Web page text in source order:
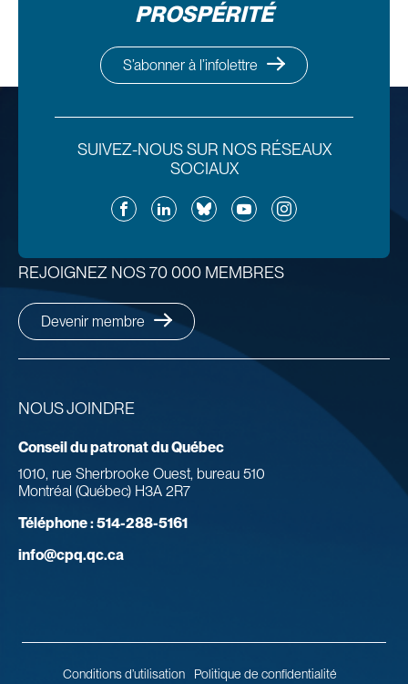
PROSPÉRITÉ
S’abonner à l’infolettre
SUIVEZ-NOUS SUR NOS RÉSEAUX
SOCIAUX
FacebookLinkedInBlueskyYouTubeInstagram
NOUS JOINDRE
Conseil du patronat du Québec
1010, rue Sherbrooke Ouest, bureau 510
Montréal (Québec) H3A 2R7
Téléphone :514-288-5161
info@cpq.qc.ca
REJOIGNEZ NOS 70 000 MEMBRES
Devenir membre
Conditions d’utilisation Politique de confidentialité